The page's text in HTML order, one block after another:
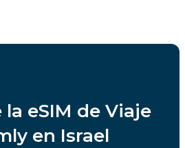
eSIM de Viaje
en Israel